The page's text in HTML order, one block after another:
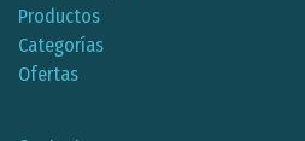
Productos
Categorías
Ofertas